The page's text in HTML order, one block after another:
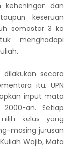
keheningan dan
keseruan
semester 3 ke
menghadapi
secara
itu, UPN
input mata
an. Setiap
kelas yang
masing jurusan
Wajib, Mata